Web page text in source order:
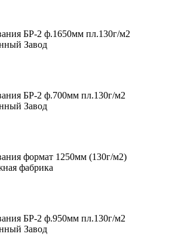
БР-2 ф.1650мм пл.130г/м2
Завод
БР-2 ф.700мм пл.130г/м2
Завод
формат 1250мм (130г/м2)
фабрика
БР-2 ф.950мм пл.130г/м2
Завод